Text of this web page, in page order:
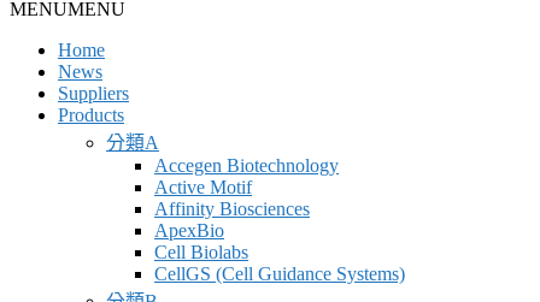
昇
for:
MENUMENU
Home
News
Suppliers
Products
分類A
Accegen Biotechnology
Active Motif
Affinity Biosciences
ApexBio
Cell Biolabs
CellGS (Cell Guidance Systems)